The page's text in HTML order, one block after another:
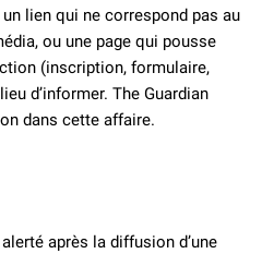
lien qui ne correspond pas au
ou une page qui pousse
(inscription, formulaire,
d’informer. The Guardian
dans cette affaire.
après la diffusion d’une